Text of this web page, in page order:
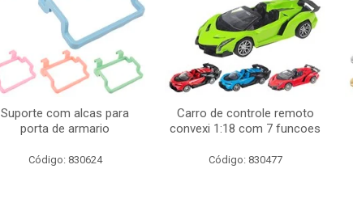
Suporte com alcas para
porta de armario
Código: 830624
Carro de controle remoto
convexi 1:18 com 7 funcoes
Código: 830477